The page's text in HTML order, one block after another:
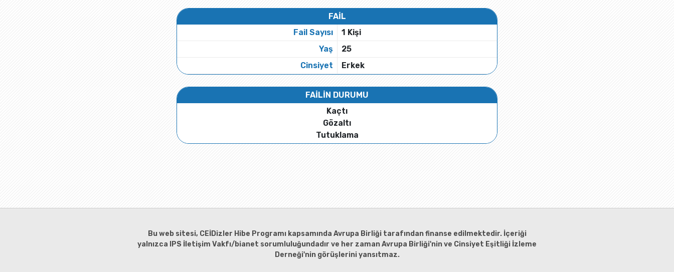
FAİL
Fail Sayısı
1 Kişi
Yaş
25
Cinsiyet
Erkek
FAİLİN DURUMU
Kaçtı
Gözaltı
Tutuklama
Bu web sitesi, CEİDizler Hibe Programı kapsamında Avrupa Birliği tarafından finanse edilmektedir. İçeriği
yalnızca IPS İletişim Vakfı/bianet sorumluluğundadır ve her zaman Avrupa Birliği'nin ve Cinsiyet Eşitliği İzleme
Derneği'nin görüşlerini yansıtmaz.